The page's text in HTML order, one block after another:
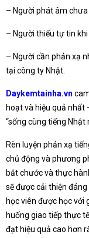
– Người phát âm
– Người thiếu tự tin
– Người cần phản xạ
tại công ty Nhật.
Daykemtainha.vn
hoạt và hiệu quả nhất
“sống cùng tiếng Nhật
Rèn luyện phản xạ
chủ động và phương
bắt chước và thực
sẽ được cải thiện đáng
học viên được học với
huống giao tiếp thực
đạt hiệu quả cao hơn